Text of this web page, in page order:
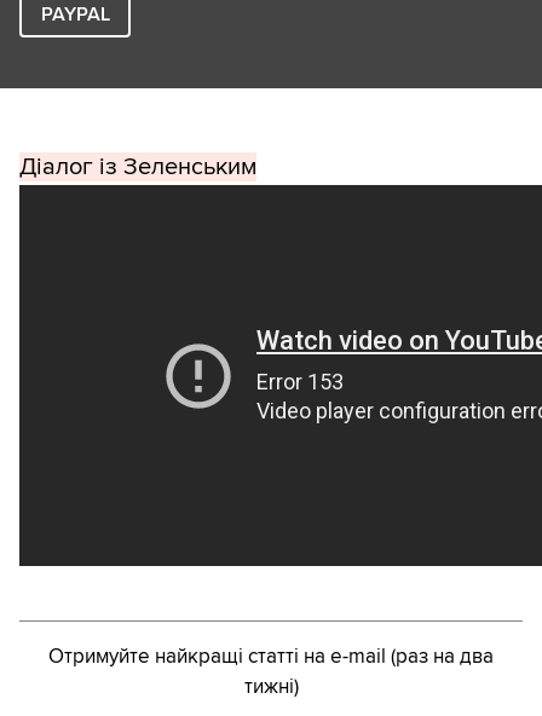
PAYPAL
Діалог із Зеленським
Отримуйте найкращі статті на e-mail (раз на два
тижні)